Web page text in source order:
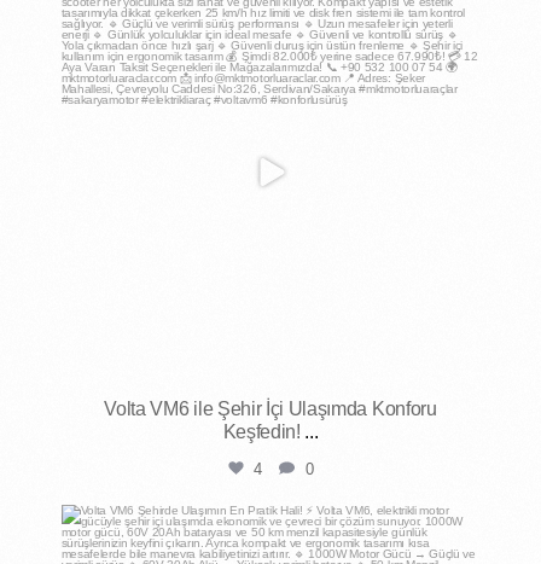
Volta VM6 ile Şehir İçi Ulaşımda Konforu
Keşfedin! ...
4 0
mktmotorluaraclar
Mar 26